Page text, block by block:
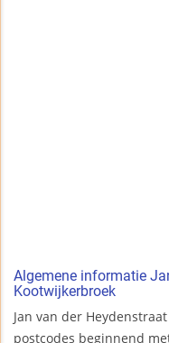
Algemene informatie
Kootwijkerbroek
Jan van der
postcodes beginnend